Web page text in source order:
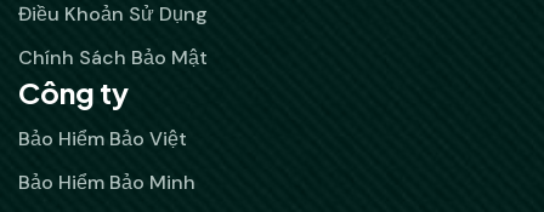
Điều Khoản Sử Dụng
Chính Sách Bảo Mật
Công ty
Bảo Hiểm Bảo Việt
Bảo Hiểm Bảo Minh